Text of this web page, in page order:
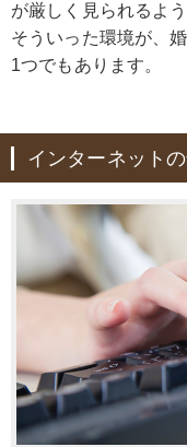
が厳しく見られるよ
そういった環境が、
1つでもあります。
インターネット